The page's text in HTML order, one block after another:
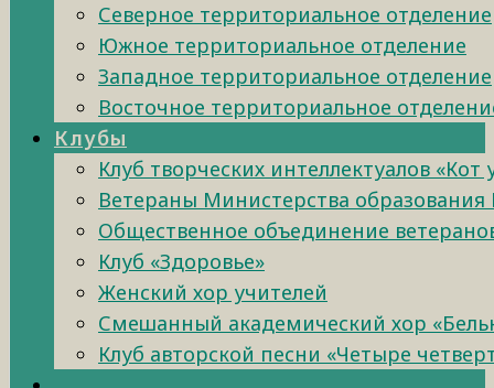
Северное территориальное отделение
Южное территориальное отделение
Западное территориальное отделение
Восточное территориальное
Клубы
Клуб творческих интеллектуалов «Кот
Ветераны Министерства образования
Общественное объединение
Клуб «Здоровье»
Женский хор учителей
Смешанный академический хор
Клуб авторской песни «Четыре